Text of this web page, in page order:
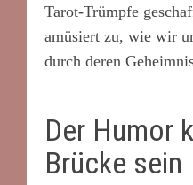
Tarot-Trümpfe
amüsiert zu, wie wir
durch deren
Der Humor
Brücke sein